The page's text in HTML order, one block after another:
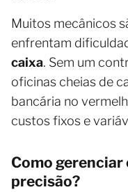
Muitos mecânicos
enfrentam
caixa. Sem um
oficinas cheias de
bancária no
custos fixos e
Como gerenciar
precisão?